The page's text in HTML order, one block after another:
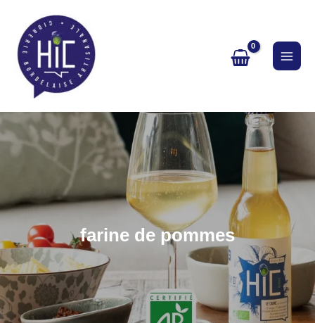
contenu
farine de pommes